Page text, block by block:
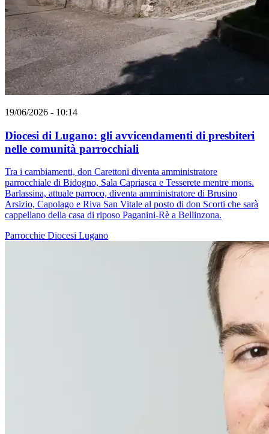
19/06/2026 - 10:14
Diocesi di Lugano: gli avvicendamenti di presbiteri
nelle comunità parrocchiali
Tra i cambiamenti, don Carettoni diventa amministratore
parrocchiale di Bidogno, Sala Capriasca e Tesserete mentre mons.
Barlassina, attuale parroco, diventa amministratore di Brusino
Arsizio, Capolago e Riva San Vitale al posto di don Scorti che sarà
cappellano della casa di riposo Paganini-Rè a Bellinzona.
Parrocchie Diocesi Lugano